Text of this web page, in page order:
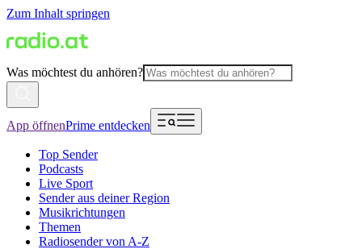
Zum Inhalt springen
Was möchtest du anhören?
App öffnenPrime entdecken
Top Sender
Podcasts
Live Sport
Sender aus deiner Region
Musikrichtungen
Themen
Radiosender von A-Z